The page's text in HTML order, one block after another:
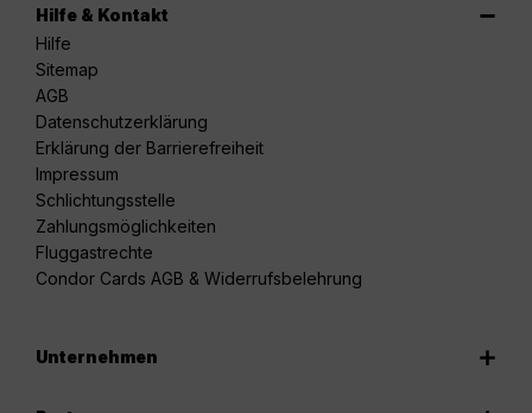
Hilfe & Kontakt
Hilfe
Sitemap
AGB
Datenschutzerklärung
Erklärung der Barrierefreiheit
Impressum
Schlichtungsstelle
Zahlungsmöglichkeiten
Fluggastrechte
Condor Cards AGB & Widerrufsbelehrung
Unternehmen